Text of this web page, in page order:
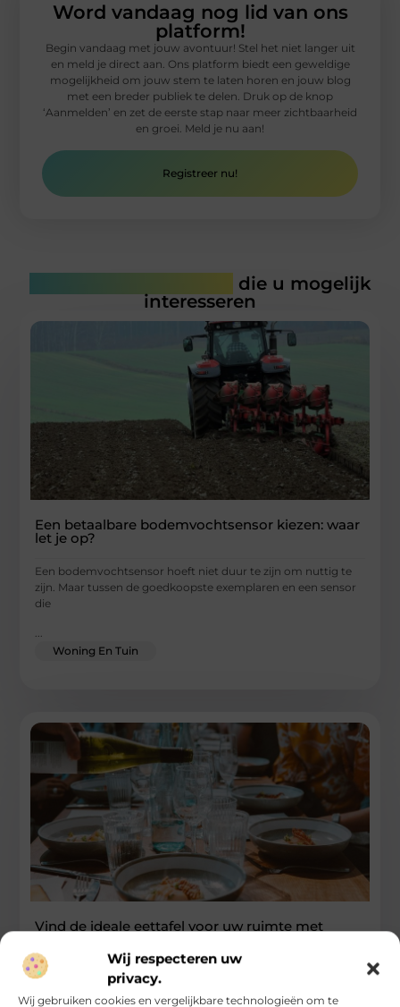
Wij respecteren uw
privacy.
Wij gebruiken cookies en vergelijkbare technologieën om te
Word vandaag nog lid van ons
platform!
Begin vandaag met jouw avontuur! Stel het niet langer uit
en meld je direct aan. Ons platform biedt een geweldige
mogelijkheid om jouw stem te laten horen en jouw blog
met een breder publiek te delen. Druk op de knop
‘Aanmelden’ en zet de eerste stap naar meer zichtbaarheid
en groei. Meld je nu aan!
Registreer nu!
die u mogelijk
interesseren
Een betaalbare bodemvochtsensor kiezen: waar
let je op?
Een bodemvochtsensor hoeft niet duur te zijn om nuttig te
zijn. Maar tussen de goedkoopste exemplaren en een sensor
die
Woning En Tuin
Vind de ideale eettafel voor uw ruimte met
De eettafel is meer dan alleen een plek om te dineren; het is
het middelpunt van de eetkamer waar herinneringen